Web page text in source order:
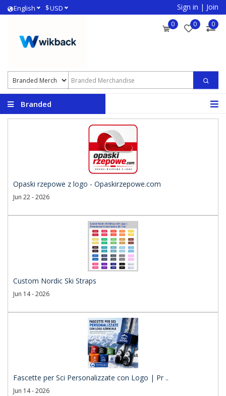
English $USD Sign in | Join
0 0 0
Branded
Opaski rzepowe z logo - Opaskirzepowe.com
Jun 22 - 2026
Custom Nordic Ski Straps
Jun 14 - 2026
Fascette per Sci Personalizzate con Logo | Pr ..
Jun 14 - 2026